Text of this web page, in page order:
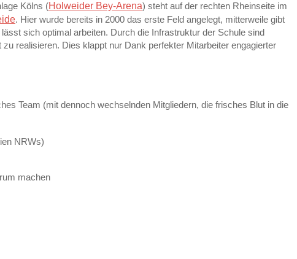
Kölns (Holweider Bey-Arena) steht auf der rechten Rheinseite im
. Hier wurde bereits in 2000 das erste Feld angelegt, mitterweile gibt
sich optimal arbeiten. Durch die Infrastruktur der Schule sind
realisieren. Dies klappt nur Dank perfekter Mitarbeiter engagierter
Team (mit dennoch wechselnden Mitgliedern, die frisches Blut in die
NRWs)
machen